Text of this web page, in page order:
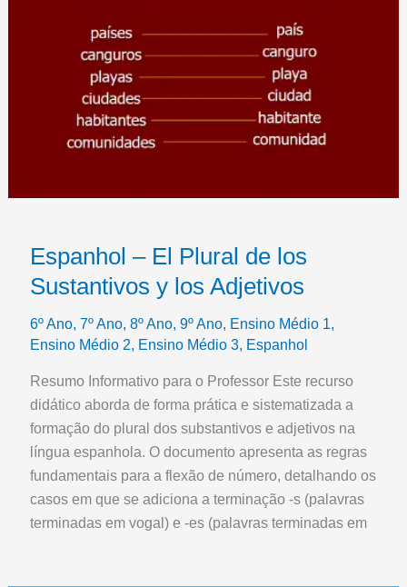
Espanhol – El Plural de los
Sustantivos y los Adjetivos
6º Ano, 7º Ano, 8º Ano, 9º Ano, Ensino Médio 1,
Ensino Médio 2, Ensino Médio 3, Espanhol
Resumo Informativo para o Professor Este recurso
didático aborda de forma prática e sistematizada a
formação do plural dos substantivos e adjetivos na
língua espanhola. O documento apresenta as regras
fundamentais para a flexão de número, detalhando os
casos em que se adiciona a terminação -s (palavras
terminadas em vogal) e -es (palavras terminadas em